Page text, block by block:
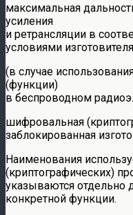
максимальная
усиления
и ретрансляции в
условиями изготовителя
(в случае
(функции)
в беспроводном
шифровальная
заблокированная
Наименования
(криптографических)
указываются
конкретной функции.